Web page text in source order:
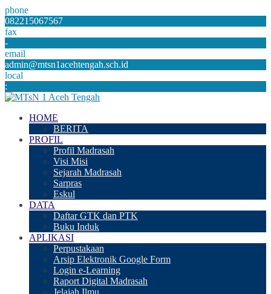
phone
082215067567
fax
-
email
admin@mtsn1acehtengah.sch.id
local
:
HOME
BERITA
PROFIL
Profil Madrasah
Visi Misi
Sejarah Madrasah
Sarpras
Eskul
DATA
Daftar GTK dan PTK
Buku Induk
APLIKASI
Perpustakaan
Arsip Elektronik Google Form
Login e-Learning
Raport Digital Madrasah
Jelajah Ilmu